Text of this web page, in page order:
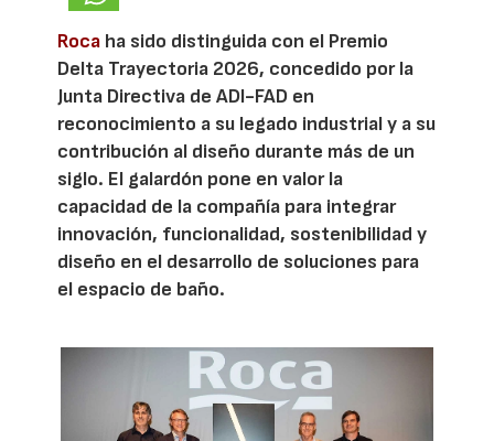
Roca ha sido distinguida con el Premio
Delta Trayectoria 2026, concedido por la
Junta Directiva de ADI-FAD en
reconocimiento a su legado industrial y a su
contribución al diseño durante más de un
siglo. El galardón pone en valor la
capacidad de la compañía para integrar
innovación, funcionalidad, sostenibilidad y
diseño en el desarrollo de soluciones para
el espacio de baño.